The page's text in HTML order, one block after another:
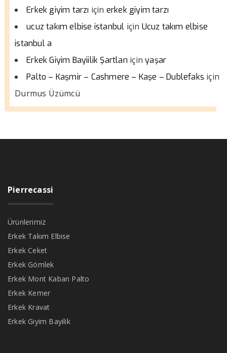
Erkek giyim tarzı için erkek giyim tarzı
ucuz takım elbise istanbul için Ucuz takım elbise
istanbul a
Erkek Giyim Bayiilik Şartları içinyaşar
Palto – Kaşmir – Cashmere – Kaşe – Dublefaks için
Durmus Üzümcü
Pierrecassi
Ürünlerimiz
Erkek Takım Elbise
Erkek Ceket
Erkek Gömlek
Erkek Mont Kaban Palto
Erkek Kemer
Erkek Kravat
Erkek Giyim Bayilik